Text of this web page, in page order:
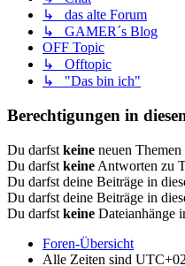
↳ das alte Forum
↳ GAMER´s Blog
OFF Topic
↳ Offtopic
↳ "Das bin ich"
Berechtigungen in
Du darfst keine neuen
Du darfst keine Antworten zu
Du darfst deine Beiträge in
Du darfst deine Beiträge in
Du darfst keine Dateianhänge
Foren-Übersicht
Alle Zeiten sind